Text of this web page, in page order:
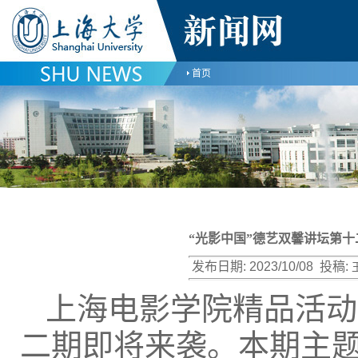
首页
“光影中国”德艺双馨讲坛第
发布日期: 2023/10/08 投稿:
上海电影学院精品活
二期即将来袭。本期主